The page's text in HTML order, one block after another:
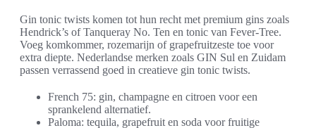
Gin tonic twists komen tot hun recht met premium gins zoals
Hendrick’s of Tanqueray No. Ten en tonic van Fever-Tree.
Voeg komkommer, rozemarijn of grapefruitzeste toe voor
extra diepte. Nederlandse merken zoals GIN Sul en Zuidam
passen verrassend goed in creatieve gin tonic twists.
French 75: gin, champagne en citroen voor een
sprankelend alternatief.
Paloma: tequila, grapefruit en soda voor fruitige